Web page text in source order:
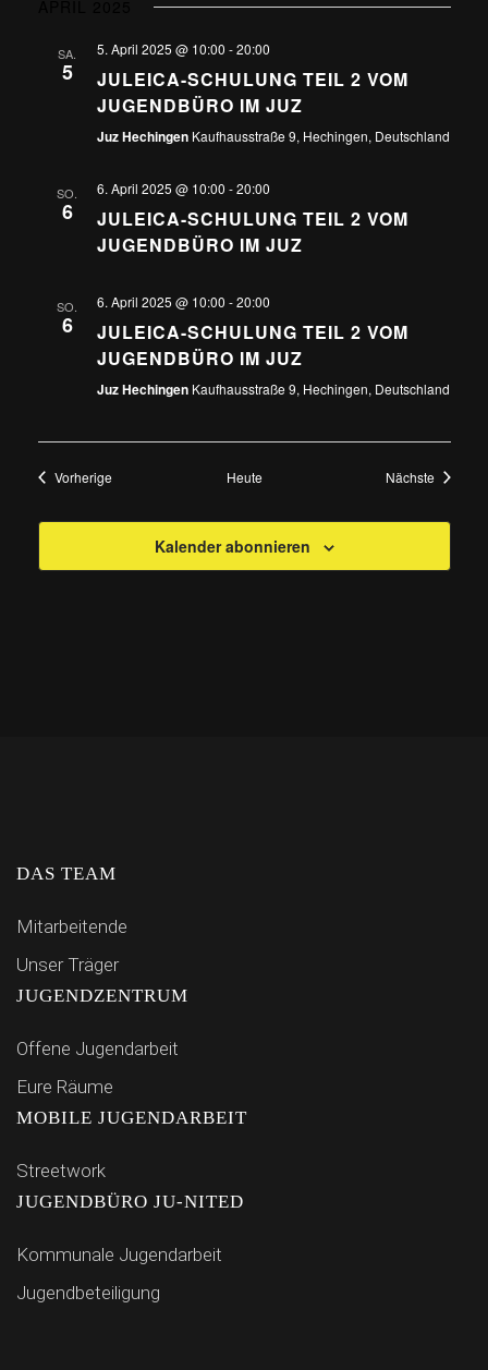
SA.
5
5. April 2025 @ 10:00 -20:00
JULEICA-SCHULUNG TEIL 2 VOM
JUGENDBÜRO IM JUZ
Juz Hechingen Kaufhausstraße 9, Hechingen, Deutschland
SO.
6
6. April 2025 @ 10:00 -20:00
JULEICA-SCHULUNG TEIL 2 VOM
JUGENDBÜRO IM JUZ
SO.
6
6. April 2025 @ 10:00 -20:00
JULEICA-SCHULUNG TEIL 2 VOM
JUGENDBÜRO IM JUZ
Juz Hechingen Kaufhausstraße 9, Hechingen, Deutschland
VorherigeVeranstaltungen Heute Nächste
Kalender abonnieren
DAS TEAM
Mitarbeitende
Unser Träger
JUGENDZENTRUM
Offene Jugendarbeit
Eure Räume
MOBILE JUGENDARBEIT
Streetwork
JUGENDBÜRO JU-NITED
Kommunale Jugendarbeit
Jugendbeteiligung